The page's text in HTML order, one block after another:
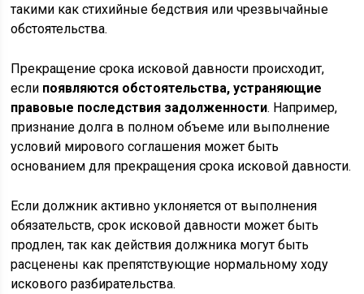
такими как стихийные бедствия или чрезвычайные
обстоятельства.
Прекращение срока исковой давности происходит,
если появляются обстоятельства, устраняющие
правовые последствия задолженности. Например,
признание долга в полном объеме или выполнение
условий мирового соглашения может быть
основанием для прекращения срока исковой давности.
Если должник активно уклоняется от выполнения
обязательств, срок исковой давности может быть
продлен, так как действия должника могут быть
расценены как препятствующие нормальному ходу
искового разбирательства.